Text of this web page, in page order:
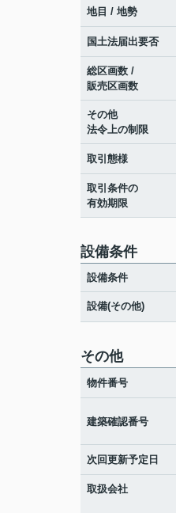
地目 / 地勢
国土法届出要否
総区画数 /
販売区画数
その他
法令上の制限
取引態様
取引条件の
有効期限
設備条件
設備条件
設備(その他)
その他
物件番号
建築確認番号
次回更新予定日
取扱会社